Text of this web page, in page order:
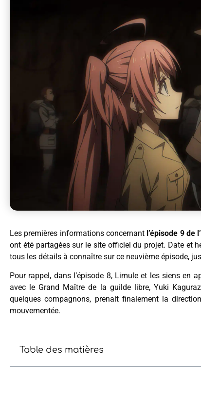
Les premières informations concernant l’épisode 9 de
ont été partagées sur le site officiel du projet. Date et
tous les détails à connaître sur ce neuvième épisode,
Pour rappel, dans l’épisode 8, Limule et les siens en
avec le Grand Maître de la guilde libre, Yuki
quelques compagnons, prenait finalement la
mouvementée.
Table des matières